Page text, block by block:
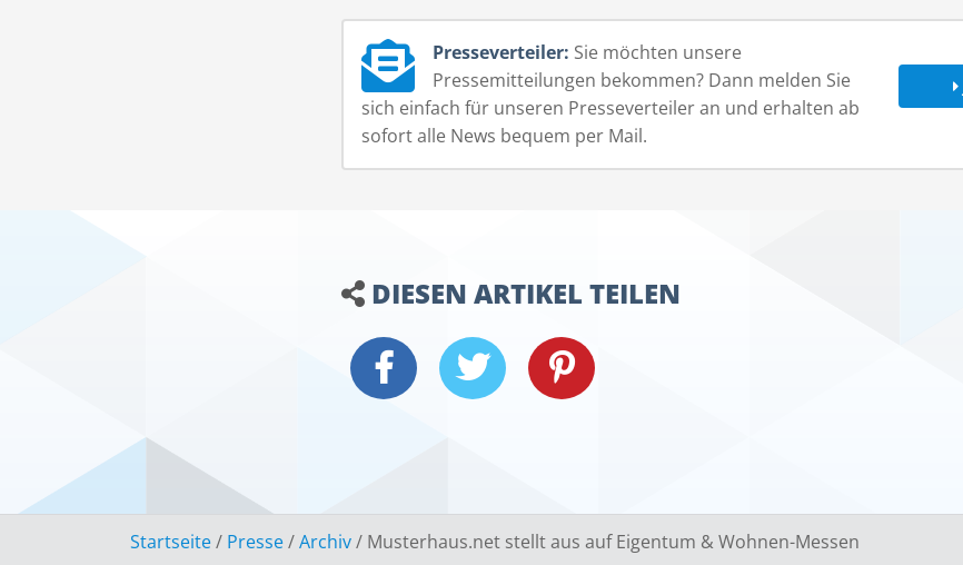
Presseverteiler: Sie möchten unsere
Pressemitteilungen bekommen? Dann melden Sie
sich einfach für unseren Presseverteiler an und erhalten ab
sofort alle News bequem per Mail.
DIESEN ARTIKEL TEILEN
Startseite/ Presse/Archiv/ Musterhaus.net stellt aus auf Eigentum & Wohnen-Messen